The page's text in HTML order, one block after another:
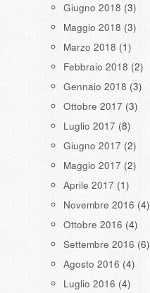
Giugno 2018 (3)
Maggio 2018 (3)
Marzo 2018 (1)
Febbraio 2018 (2)
Gennaio 2018 (3)
Ottobre 2017 (3)
Luglio 2017 (8)
Giugno 2017 (2)
Maggio 2017 (2)
Aprile 2017 (1)
Novembre 2016 (4)
Ottobre 2016 (4)
Settembre 2016 (6)
Agosto 2016 (4)
Luglio 2016 (4)